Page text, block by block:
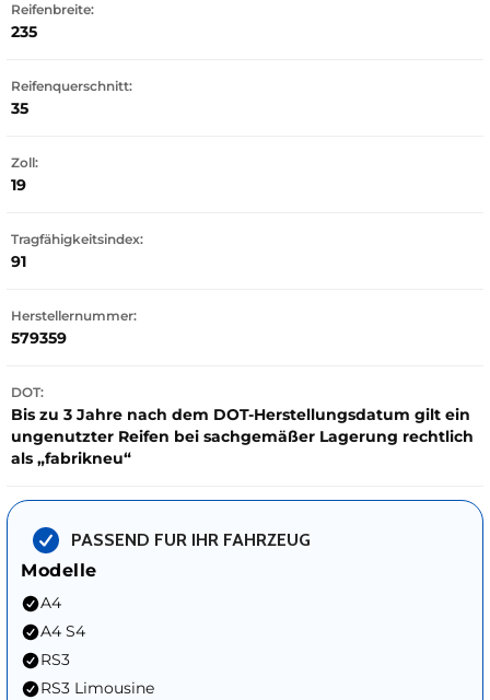
Reifenbreite:
235
Reifenquerschnitt:
35
Zoll:
19
Tragfähigkeitsindex:
91
Herstellernummer:
579359
DOT:
Bis zu 3 Jahre nach dem DOT-Herstellungsdatum gilt ein
ungenutzter Reifen bei sachgemäßer Lagerung rechtlich
als „fabrikneu“
PASSEND FUR IHR FAHRZEUG
Modelle
A4
A4 S4
RS3
RS3 Limousine